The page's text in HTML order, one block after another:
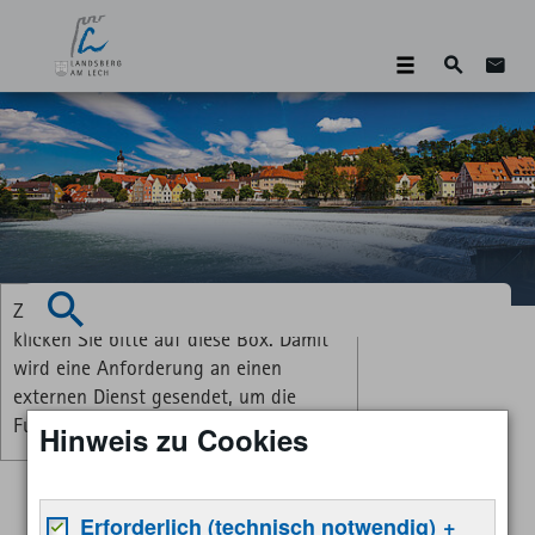
Suche
Zum Aktivieren der Vorlesefunktion
klicken Sie bitte auf diese Box. Damit
wird eine Anforderung an einen
externen Dienst gesendet, um die
Funktion verfügbar zu machen.
Suchen
Hinweis zu Cookies
Erforderlich (technisch notwendig)